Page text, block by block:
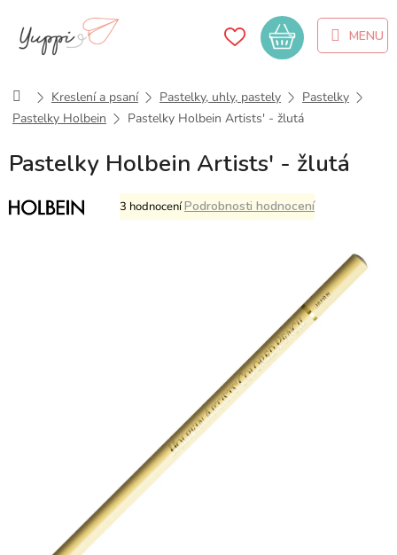
obsah
Nákupní
košík
DomůKreslení a psaní Pastelky, uhly, pastely
Pastelky
Pastelky Holbein
Pastelky Holbein Artists' - žlutá
Pastelky Holbein Artists' - žlutá
Průměrné
hodnocení
3 hodnoceníPodrobnosti hodnocení